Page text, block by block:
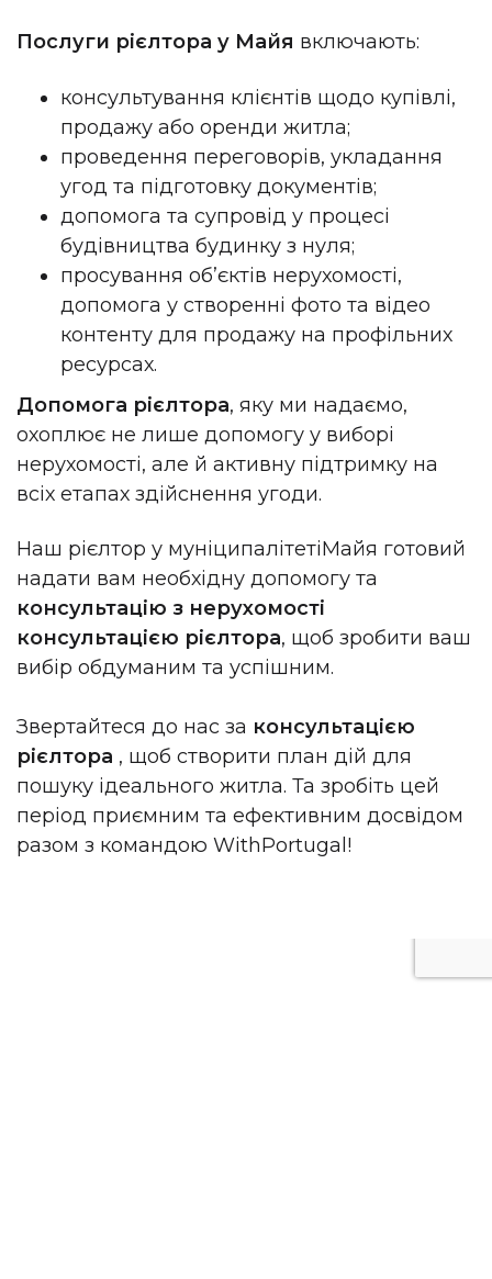
Послуги рієлтора у Майя включають:
консультування клієнтів щодо купівлі,
продажу або оренди житла;
проведення переговорів, укладання
угод та підготовку документів;
допомога та супровід у процесі
будівництва будинку з нуля;
просування об’єктів нерухомості,
допомога у створенні фото та відео
контенту для продажу на профільних
ресурсах.
Допомога рієлтора, яку ми надаємо,
охоплює не лише допомогу у виборі
нерухомості, але й активну підтримку на
всіх етапах здійснення угоди.
Наш рієлтор у муніципалітетіМайя готовий
надати вам необхідну допомогу та
консультацію з нерухомості
консультацією рієлтора, щоб зробити ваш
вибір обдуманим та успішним.
Звертайтеся до нас за консультацією
рієлтора , щоб створити план дій для
пошуку ідеального житла. Та зробіть цей
період приємним та ефективним досвідом
разом з командою WithPortugal!